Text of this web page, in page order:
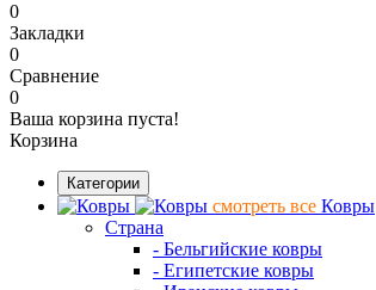
0
Закладки
0
Сравнение
0
Ваша корзина пуста!
Корзина
Категории
смотреть все Ковры
Страна
- Бельгийские ковры
- Египетские ковры